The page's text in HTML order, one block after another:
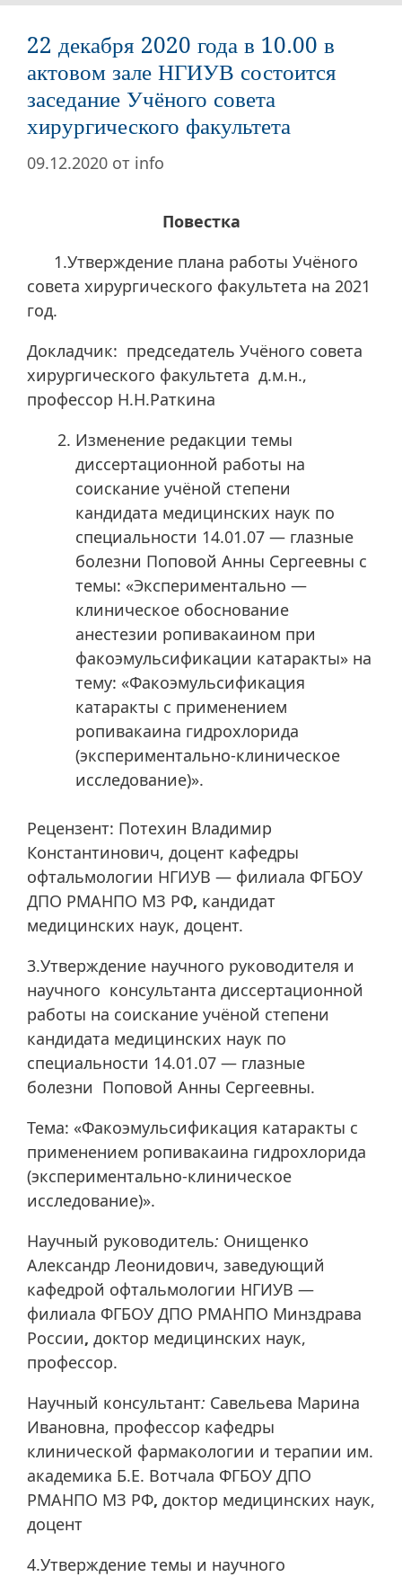
22 декабря 2020 года в 10.00 в
актовом зале НГИУВ состоится
заседание Учёного совета
хирургического факультета
09.12.2020 от info
Повестка
1.Утверждение плана работы Учёного
совета хирургического факультета на 2021
год.
Докладчик: председатель Учёного совета
хирургического факультета д.м.н.,
профессор Н.Н.Раткина
Изменение редакции темы
диссертационной работы на
соискание учёной степени
кандидата медицинских наук по
специальности 14.01.07 — глазные
болезни Поповой Анны Сергеевны с
темы: «Экспериментально —
клиническое обоснование
анестезии ропивакаином при
факоэмульсификации катаракты» на
тему: «Факоэмульсификация
катаракты с применением
ропивакаина гидрохлорида
(экспериментально-клиническое
исследование)».
Рецензент: Потехин Владимир
Константинович, доцент кафедры
офтальмологии НГИУВ — филиала ФГБОУ
ДПО РМАНПО МЗ РФ, кандидат
медицинских наук, доцент.
3.Утверждение научного руководителя и
научного консультанта диссертационной
работы на соискание учёной степени
кандидата медицинских наук по
специальности 14.01.07 — глазные
болезни Поповой Анны Сергеевны.
Тема: «Факоэмульсификация катаракты с
применением ропивакаина гидрохлорида
(экспериментально-клиническое
исследование)».
Научный руководитель: Онищенко
Александр Леонидович, заведующий
кафедрой офтальмологии НГИУВ —
филиала ФГБОУ ДПО РМАНПО Минздрава
России, доктор медицинских наук,
профессор.
Научный консультант: Савельева Марина
Ивановна, профессор кафедры
клинической фармакологии и терапии им.
академика Б.Е. Вотчала ФГБОУ ДПО
РМАНПО МЗ РФ, доктор медицинских наук,
доцент
4.Утверждение темы и научного